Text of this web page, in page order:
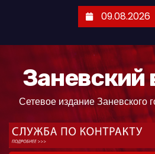
09.08.2026
Заневский
Сетевое издание Заневского